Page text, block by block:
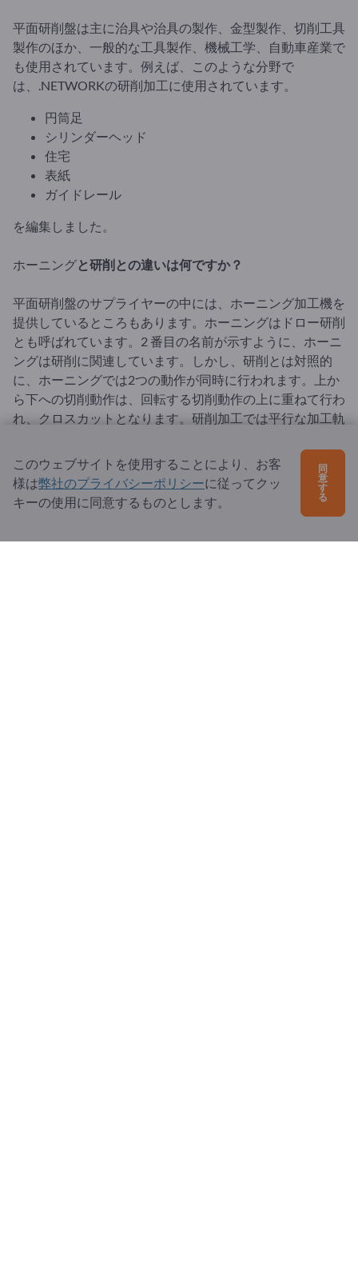
平面研削盤は主に治具や治具の製作、金型製作、切削工具
製作のほか、一般的な工具製作、機械工学、自動車産業で
も使用されています。例えば、このような分野で
は、.NETWORKの研削加工に使用されています。
円筒足
シリンダーヘッド
住宅
表紙
ガイドレール
を編集しました。
ホーニングと研削との違いは何ですか？
平面研削盤のサプライヤーの中には、ホーニング加工機を
提供しているところもあります。ホーニングはドロー研削
とも呼ばれています。2 番目の名前が示すように、ホーニ
ングは研削に関連しています。しかし、研削とは対照的
に、ホーニングでは2つの動作が同時に行われます。上か
ら下への切削動作は、回転する切削動作の上に重ねて行わ
れ、クロスカットとなります。研削加工では平行な加工軌
ロスカットが得られます。ホーニングでは、形状や寸法精
度の高い非常に微細な表面が得られます。輸出ページで
は、平面研削盤に適したメーカーを見つけることができま
す。
このウェブサイトを使用することにより、お客
様は弊社のプライバシーポリシーに従ってクッ
キーの使用に同意するものとします。
同
意
す
る